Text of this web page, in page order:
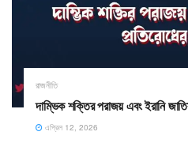
রাজনীতি
দাম্ভিক শক্তির পরাজয় এবং ইরানি
এপ্রিল 12, 2026